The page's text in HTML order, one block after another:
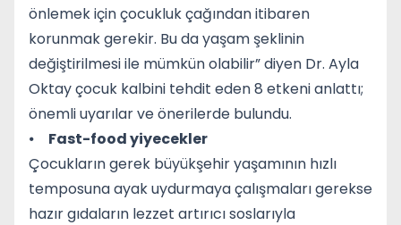
önlemek için çocukluk çağından itibaren
korunmak gerekir. Bu da yaşam şeklinin
değiştirilmesi ile mümkün olabilir” diyen Dr. Ayla
Oktay çocuk kalbini tehdit eden 8 etkeni anlattı;
önemli uyarılar ve önerilerde bulundu.
⦁ Fast-food yiyecekler
Çocukların gerek büyükşehir yaşamının hızlı
temposuna ayak uydurmaya çalışmaları gerekse
hazır gıdaların lezzet artırıcı soslarıyla